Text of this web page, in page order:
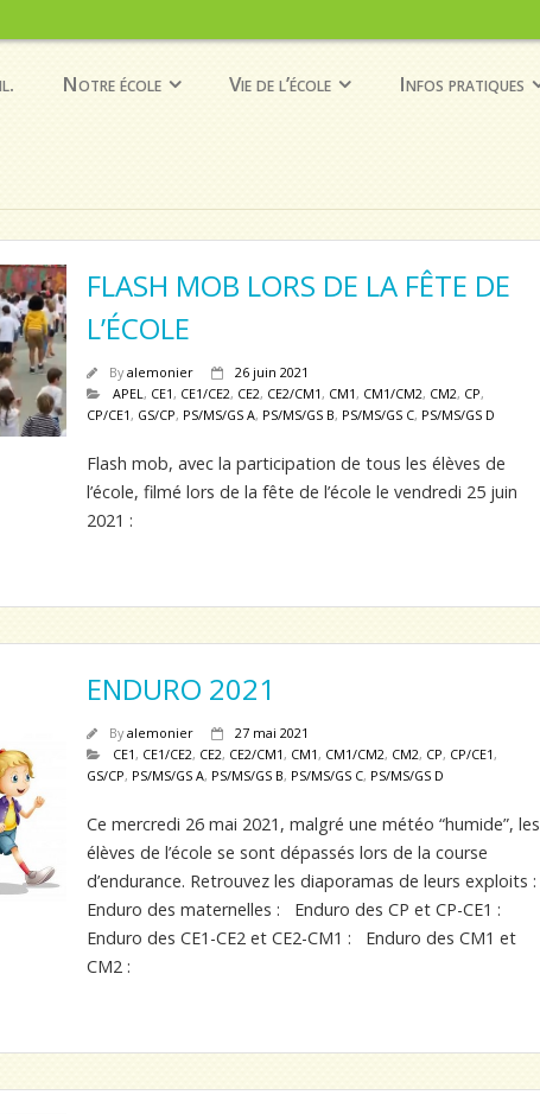
Notre école Vie de l’école Infos pratiques
FLASH MOB LORS DE LA FÊTE DE
L’ÉCOLE
Byalemonier
26 juin 2021
APEL, CE1, CE1/CE2, CE2, CE2/CM1, CM1, CM1/CM2, CM2, CP,
CP/CE1, GS/CP, PS/MS/GS A, PS/MS/GS B, PS/MS/GS C, PS/MS/GS D
Flash mob, avec la participation de tous les élèves de
l’école, filmé lors de la fête de l’école le vendredi 25 juin
2021 :
ENDURO 2021
Byalemonier
27 mai 2021
CE1, CE1/CE2, CE2, CE2/CM1, CM1, CM1/CM2, CM2, CP, CP/CE1,
GS/CP, PS/MS/GS A, PS/MS/GS B, PS/MS/GS C, PS/MS/GS D
Ce mercredi 26 mai 2021, malgré une météo “humide”, les
élèves de l’école se sont dépassés lors de la course
d’endurance. Retrouvez les diaporamas de leurs exploits :
Enduro des maternelles : Enduro des CP et CP-CE1 :
Enduro des CE1-CE2 et CE2-CM1 : Enduro des CM1 et
CM2 :